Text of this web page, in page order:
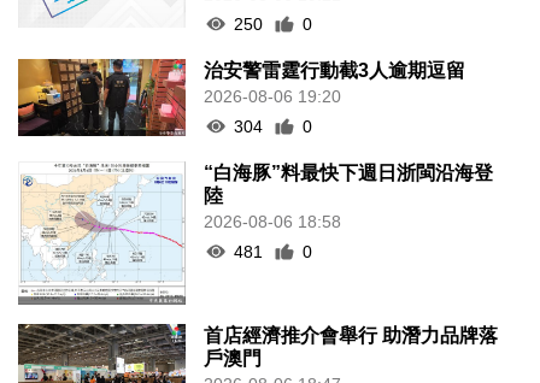
250
0
治安警雷霆行動截3人逾期逗留
2026-08-06 19:20
304
0
“白海豚”料最快下週日浙閩沿海登
陸
2026-08-06 18:58
481
0
首店經濟推介會舉行 助潛力品牌落
戶澳門